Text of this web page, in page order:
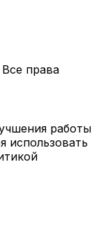
права
работы
использовать